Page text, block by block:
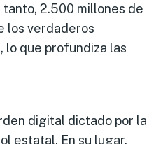
2.500 millones de
los verdaderos
que profundiza las
digital dictado por la
estatal. En su lugar,